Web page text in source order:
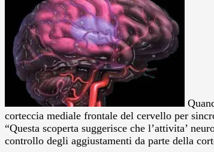
corteccia mediale frontale del cervello per
“Questa scoperta suggerisce che l’attivita’
controllo degli aggiustamenti da parte della